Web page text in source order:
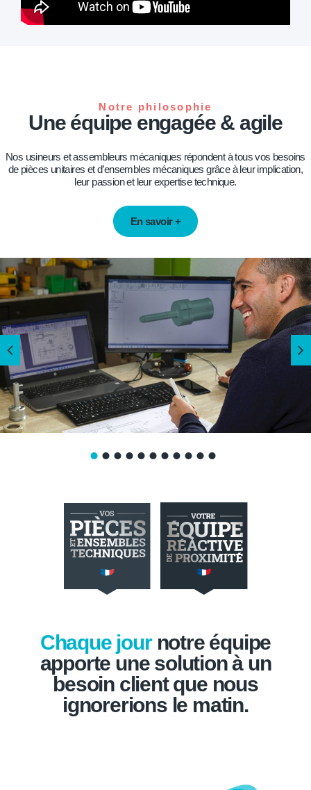
Notre philosophie
Une équipe engagée & agile
Nos usineurs et assembleurs mécaniques répondent à tous vos besoins
de pièces unitaires et d’ensembles mécaniques grâce à leur implication,
leur passion et leur expertise technique.
En savoir +
Chaque journotre équipe
apporte une solution à un
besoin client que nous
ignorerions le matin.